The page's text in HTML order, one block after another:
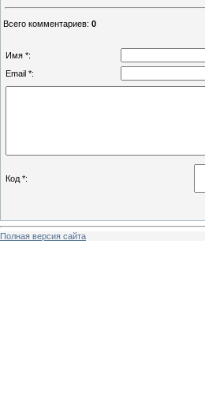
Всего комментариев: 0
Имя *:
Email *:
Код *:
Полная версия сайта